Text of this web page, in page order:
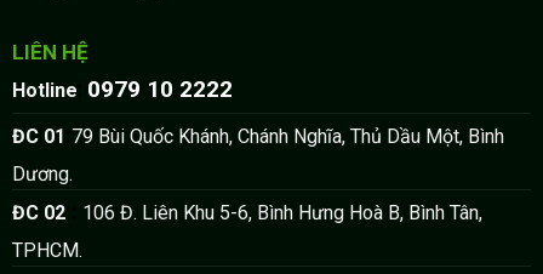
LIÊN HỆ
Hotline 0979 10 2222
ĐC 01 79 Bùi Quốc Khánh, Chánh Nghĩa, Thủ Dầu Một, Bình
Dương.
ĐC 02:
106 Đ. Liên Khu 5-6, Bình Hưng Hoà B, Bình Tân,
TPHCM.